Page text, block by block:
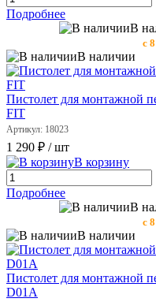
Подробнее
В
с
В наличии
Пистолет для монтажной
FIT
Артикул: 18023
1 290 ₽ / шт
В корзину
Подробнее
В
с
В наличии
Пистолет для монтажной
D01A